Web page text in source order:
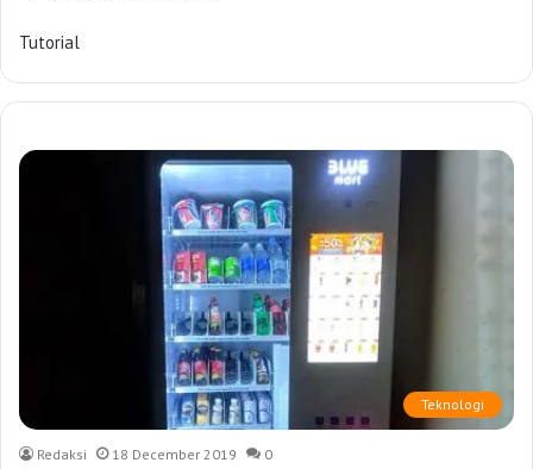
Tutorial
Teknologi
Redaksi 18 December 2019 0